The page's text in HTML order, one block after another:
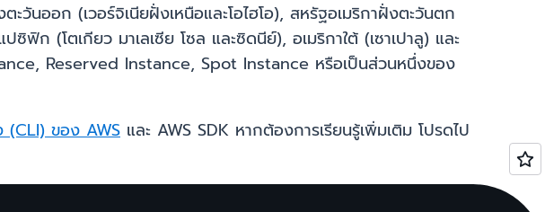
นออก (เวอร์จิเนียฝั่งเหนือและโอไฮโอ), สหรัฐอเมริกาฝั่งตะวันตก
ก (โตเกียว มาเลเซีย โซล และซิดนีย์), อเมริกาใต้ (เซาเปาลู) และ
Reserved Instance, Spot Instance หรือเป็นส่วนหนึ่งของ
(CLI) ของ AWS และ AWS SDK หากต้องการเรียนรู้เพิ่มเติม โปรดไป